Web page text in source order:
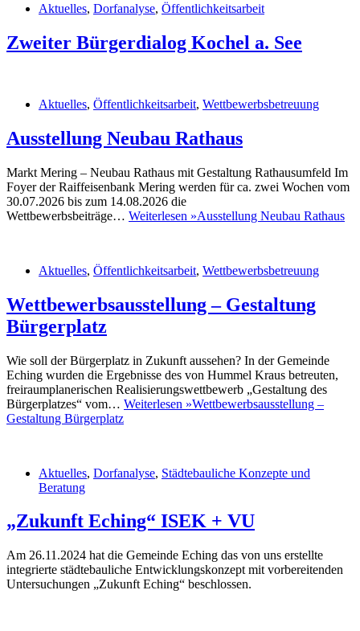
Aktuelles, Dorfanalyse, Öffentlichkeitsarbeit
Zweiter Bürgerdialog Kochel a. See
Aktuelles, Öffentlichkeitsarbeit, Wettbewerbsbetreuung
Ausstellung Neubau Rathaus
Markt Mering – Neubau Rathaus mit Gestaltung Rathausumfeld Im
Foyer der Raiffeisenbank Mering werden für ca. zwei Wochen vom
30.07.2026 bis zum 14.08.2026 die
Wettbewerbsbeiträge… Weiterlesen »Ausstellung Neubau Rathaus
Aktuelles, Öffentlichkeitsarbeit, Wettbewerbsbetreuung
Wettbewerbsausstellung – Gestaltung
Bürgerplatz
Wie soll der Bürgerplatz in Zukunft aussehen? In der Gemeinde
Eching wurden die Ergebnisse des von Hummel Kraus betreuten,
freiraumplanerischen Realisierungswettbewerb „Gestaltung des
Bürgerplatzes“ vom… Weiterlesen »Wettbewerbsausstellung –
Gestaltung Bürgerplatz
Aktuelles, Dorfanalyse, Städtebauliche Konzepte und
Beratung
„Zukunft Eching“ ISEK + VU
Am 26.11.2024 hat die Gemeinde Eching das von uns erstellte
integrierte städtebauliche Entwicklungskonzept mit vorbereitenden
Untersuchungen „Zukunft Eching“ beschlossen.